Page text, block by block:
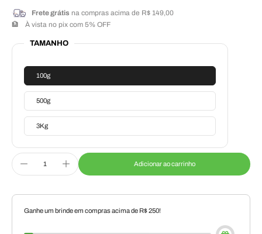
Frete grátis na compras acima de R$ 149,00
🏦
À vista no pix com 5% OFF
TAMANHO
100g
500g
3Kg
Adicionar ao carrinho
Ganhe um brinde em compras acima de R$ 250!